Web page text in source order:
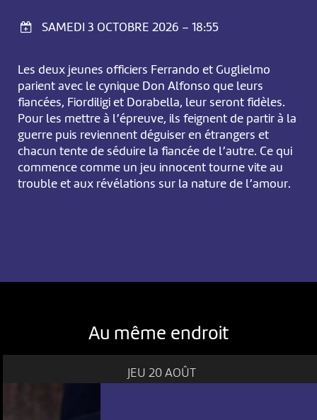
SAMEDI 3 OCTOBRE 2026 – 18:55
Les deux jeunes officiers Ferrando et Guglielmo
parient avec le cynique Don Alfonso que leurs
fiancées, Fiordiligi et Dorabella, leur seront fidèles.
Pour les mettre à l’épreuve, ils feignent de partir à la
guerre puis reviennent déguiser en étrangers et
chacun tente de séduire la fiancée de l’autre. Ce qui
commence comme un jeu innocent tourne vite au
trouble et aux révélations sur la nature de l’amour.
Au même endroit
JEU 20 AOÛT